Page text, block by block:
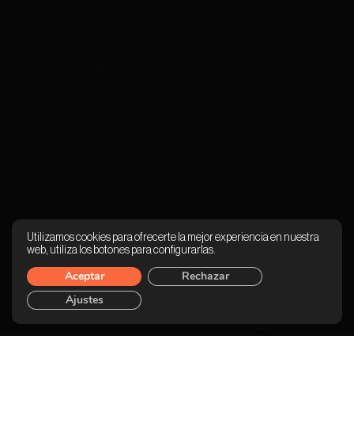
Utilizamos cookies para ofrecerte la mejor experiencia en nuestra
web, utiliza los botones para configurarlas.
Aceptar
Rechazar
Ajustes